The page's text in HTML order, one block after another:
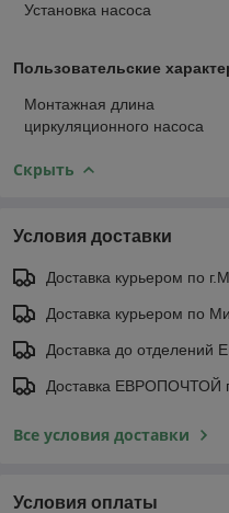
Установка насоса
Пользовательские
Монтажная длина
циркуляционного насоса
Скрыть
Условия доставки
Доставка курьером по
Доставка курьером по
Доставка до
Доставка ЕВРОПОЧТОЙ
Все условия доставки
Условия оплаты